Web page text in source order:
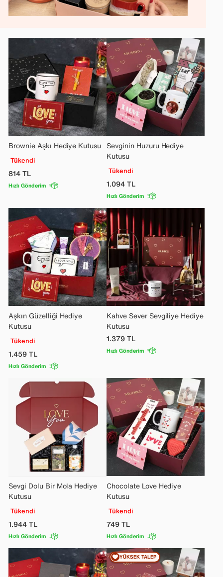
Brownie Aşkı Hediye Kutusu
Tükendi
814TL
Hızlı Gönderim
Sevginin Huzuru Hediye
Kutusu
Tükendi
1.094TL
Hızlı Gönderim
Aşkın Güzelliği Hediye
Kutusu
Tükendi
1.459TL
Hızlı Gönderim
Kahve Sever Sevgiliye Hediye
Kutusu
1.379TL
Hızlı Gönderim
Sevgi Dolu Bir Mola Hediye
Kutusu
Tükendi
1.944TL
Hızlı Gönderim
Chocolate Love Hediye
Kutusu
Tükendi
749TL
Hızlı Gönderim
YÜKSEK TALEP